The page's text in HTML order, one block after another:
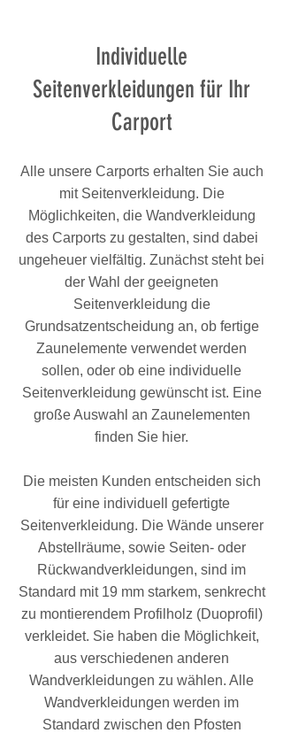
Individuelle
Seitenverkleidungen für Ihr
Carport
Alle unsere Carports erhalten Sie auch
mit Seitenverkleidung. Die
Möglichkeiten, die Wandverkleidung
des Carports zu gestalten, sind dabei
ungeheuer vielfältig. Zunächst steht bei
der Wahl der geeigneten
Seitenverkleidung die
Grundsatzentscheidung an, ob fertige
Zaunelemente verwendet werden
sollen, oder ob eine individuelle
Seitenverkleidung gewünscht ist. Eine
große Auswahl an Zaunelementen
finden Sie hier.
Die meisten Kunden entscheiden sich
für eine individuell gefertigte
Seitenverkleidung. Die Wände unserer
Abstellräume, sowie Seiten- oder
Rückwandverkleidungen, sind im
Standard mit 19 mm starkem, senkrecht
zu montierendem Profilholz (Duoprofil)
verkleidet. Sie haben die Möglichkeit,
aus verschiedenen anderen
Wandverkleidungen zu wählen. Alle
Wandverkleidungen werden im
Standard zwischen den Pfosten